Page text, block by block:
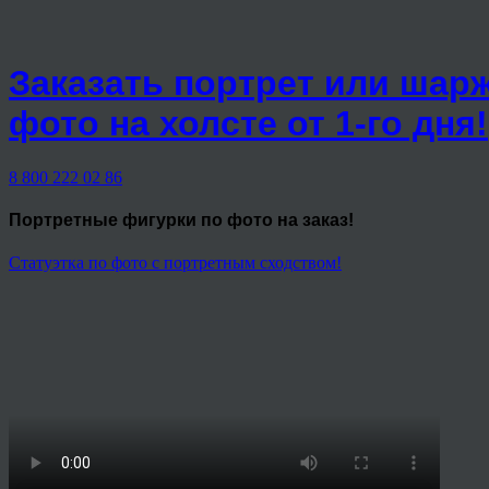
Заказать портрет или
фото на холсте от 1-го дня!
8 800 222 02 86
Портретные фигурки по фото на заказ!
Статуэтка по фото с портретным сходством!